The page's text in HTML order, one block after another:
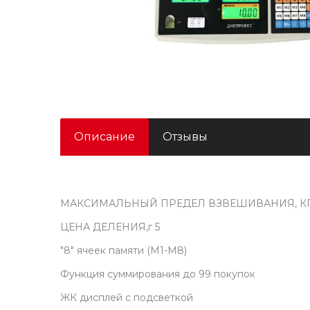
Описание Отзывы
МАКСИМАЛЬНЫЙ ПРЕДЕЛ ВЗВЕШИВАНИЯ,
ЦЕНА ДЕЛЕНИЯ,г 5
"8" ячеек памяти (М1-М8)
Функция суммирования до 99 покупок
ЖК дисплей с подсветкой